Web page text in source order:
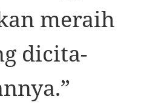
meraih
dicita-